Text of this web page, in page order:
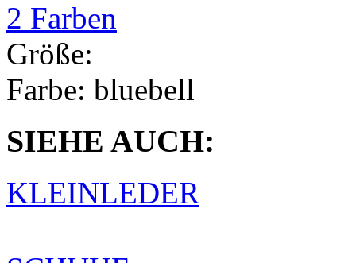
2 Farben
Größe:
Farbe: bluebell
SIEHE AUCH:
KLEINLEDER